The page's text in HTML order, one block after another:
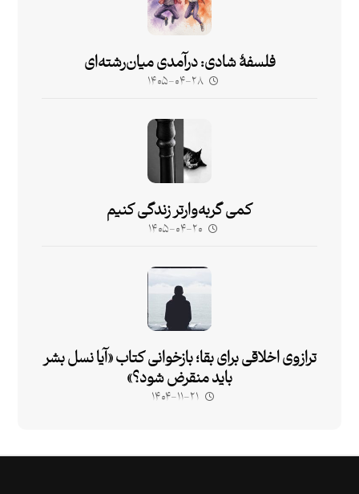
فلسفۀ شادی: درآمدی میان‌رشته‌ای
۱۴۰۵-۰۴-۲۸
کمی گربه‌وارتر زندگی کنیم
۱۴۰۵-۰۴-۲۰
ترازوی اخلاقی برای بقا؛ بازخوانی کتاب «آیا نسل بشر
باید منقرض شود؟»
۱۴۰۴-۱۱-۲۱